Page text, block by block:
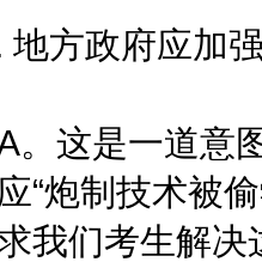
政府应加强
这是一道意图
“炮制技术被
我们考生解